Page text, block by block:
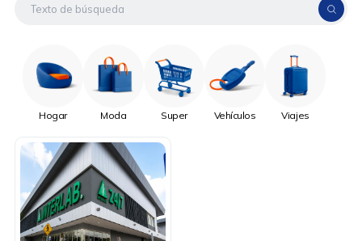
Hogar Moda Super Vehículos Viajes